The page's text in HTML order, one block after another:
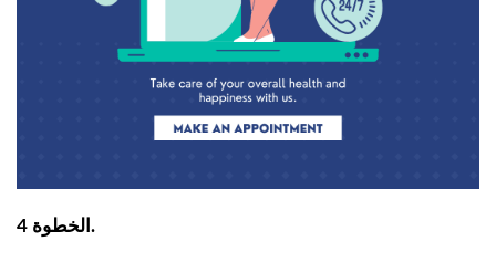
الخطوة 4.